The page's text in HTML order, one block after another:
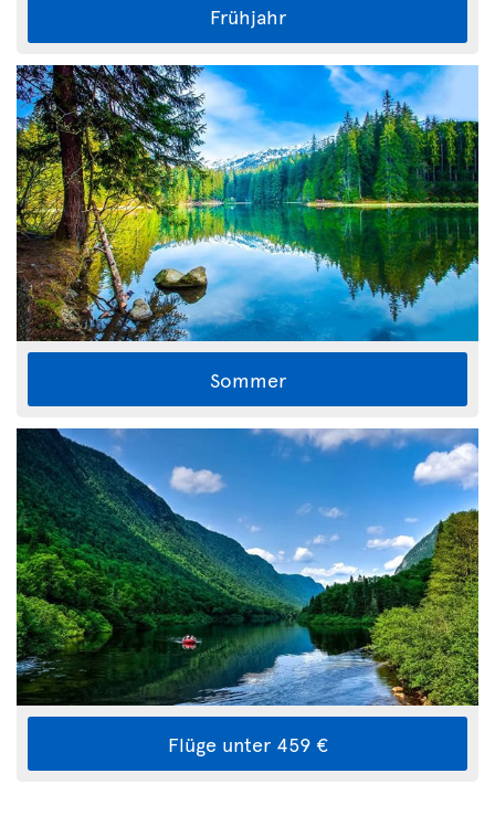
Frühjahr
Sommer
Flüge unter 459 €